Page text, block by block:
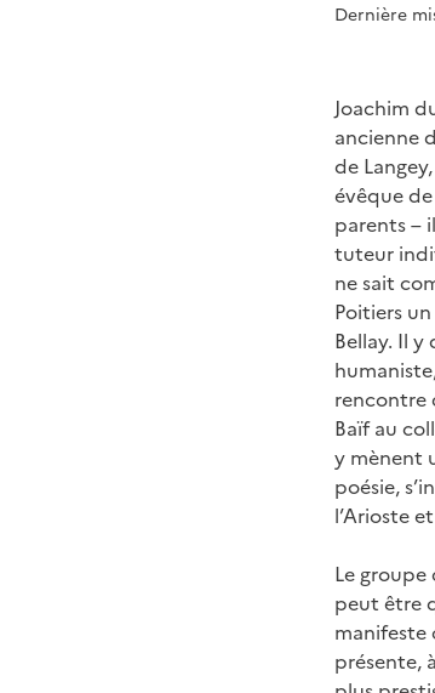
Dernière
Joachim
ancienne
de
évêque
parents –
tuteur
ne sait
Poitiers
Bellay. Il y
rencontre
Baïf au
y mènent
poésie,
l’Arioste
Le groupe
peut être
manifeste
présente,